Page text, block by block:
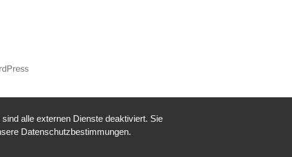
alle externen Dienste deaktiviert. Sie
Datenschutzbestimmungen.